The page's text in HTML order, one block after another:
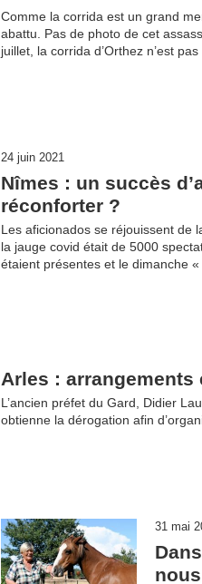
Comme la corrida est un grand
abattu. Pas de photo de cet
juillet, la corrida d’Orthez n’est
24 juin 2021
Nîmes : un succès
réconforter ?
Les aficionados se réjouissent de
la jauge covid était de 5000
étaient présentes et le dimanche
Arles : arrangements
L’ancien préfet du Gard, Didier
obtienne la dérogation afin
31 mai